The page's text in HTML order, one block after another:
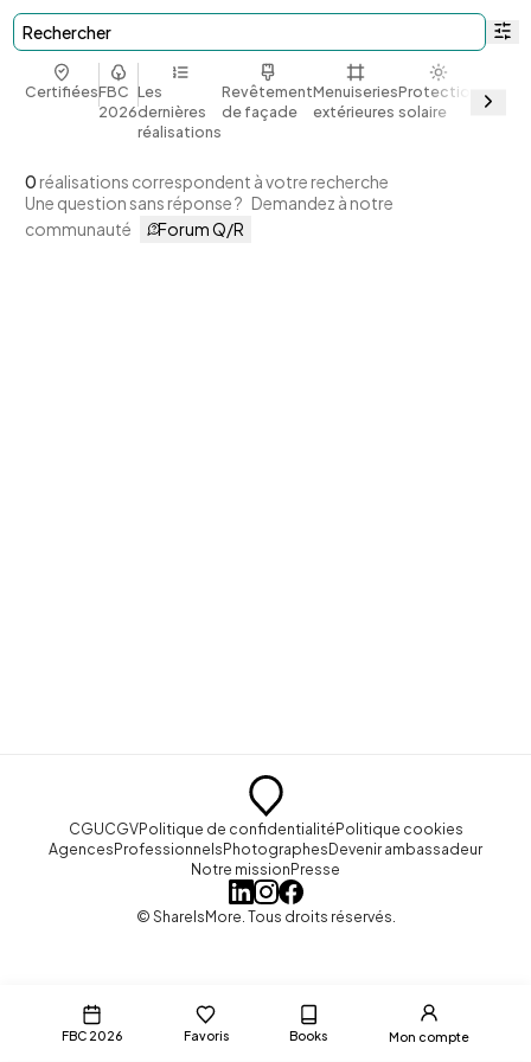
FBC 2026 Favoris Books Mon compte
Rechercher
CertifiéesFBC
2026
Les
dernières
réalisations
Revêtement
de façade
Menuiseries
extérieures
Protection
solaire
Bio et
0 réalisations correspondent à votre recherche
Une question sans réponse ? Demandez à notre
communauté
Forum Q/R
CGUCGVPolitique de confidentialitéPolitique cookies
AgencesProfessionnelsPhotographesDevenir ambassadeur
Notre missionPresse
© ShareIsMore. Tous droits réservés.